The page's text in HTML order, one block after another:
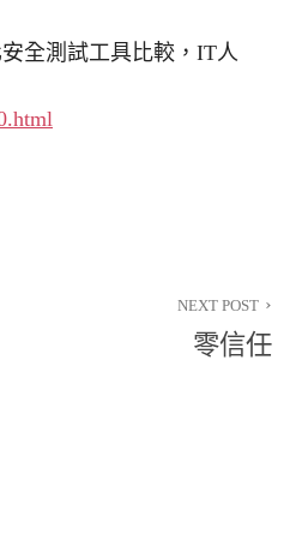
全測試工具比較，IT人
NEXT POST
零信任